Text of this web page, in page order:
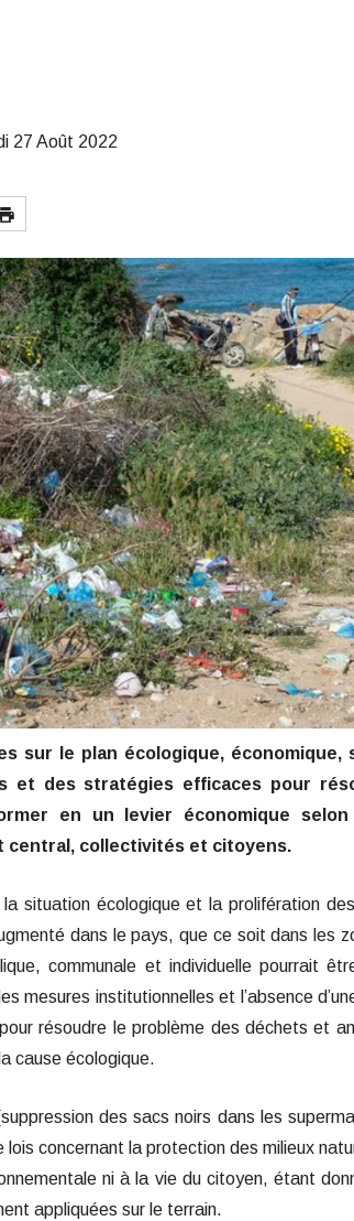
27 Août 2022
sur le plan écologique, économique,
et des stratégies efficaces pour
en un levier économique
central, collectivités et citoyens.
situation écologique et la prolifération
dans le pays, que ce soit dans les
communale et individuelle pourrait
mesures institutionnelles et l’absence
résoudre le problème des déchets et
cause écologique.
des sacs noirs dans les
concernant la protection des milieux
ni à la vie du citoyen, étant
appliquées sur le terrain.